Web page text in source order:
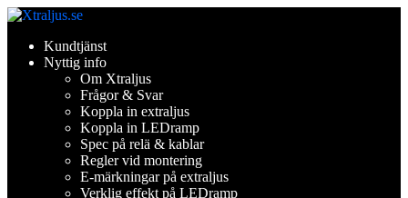
Hoppa
navigering
Hoppa
innehållKundtjänst
Nyttig info
Om Xtraljus
Frågor & Svar
Koppla in extraljus
Koppla in LEDramp
Spec på relä & kablar
Regler vid montering
E-märkningar på extraljus
Verklig effekt på LEDramp